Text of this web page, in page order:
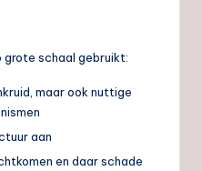
grote schaal gebruikt:
maar ook nuttige
aan
en daar schade